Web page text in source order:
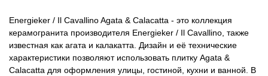
Energieker / Il Cavallino Agata & Calacatta - это коллекция
керамогранита производителя Energieker / Il Cavallino, также
известная как агата и калакатта. Дизайн и её технические
характеристики позволяют использовать плитку Agata &
Calacatta для оформления улицы, гостиной, кухни и ванной. В